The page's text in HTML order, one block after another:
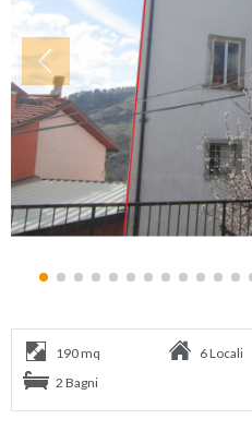
190 mq 6 Locali
2 Bagni